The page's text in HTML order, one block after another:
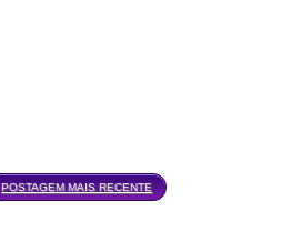
POSTAGEM MAIS RECENTE